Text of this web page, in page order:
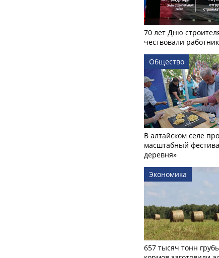
70 лет Дню
чествовали
Общество
В алтайском селе
масштабный
деревня»
Экономика
657 тысяч тонн